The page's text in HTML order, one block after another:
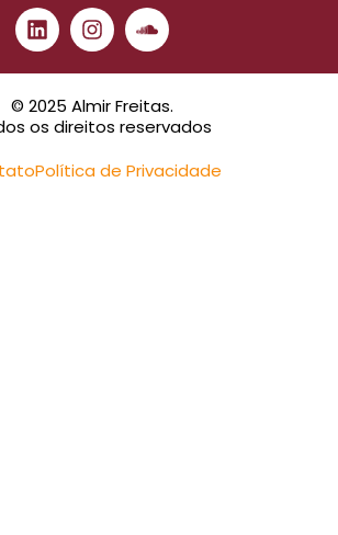
© 2025 Almir Freitas.
os direitos reservados
Política de Privacidade